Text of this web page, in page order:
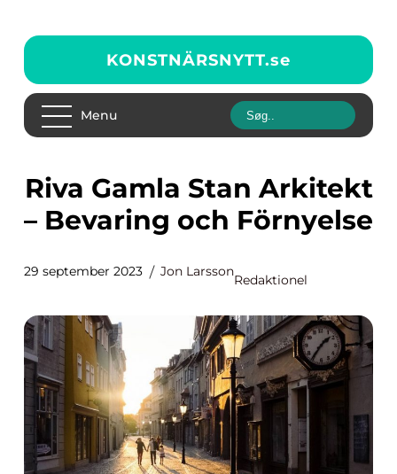
KONSTNÄRSNYTT.se
Menu
Riva Gamla Stan Arkitekt
– Bevaring och Förnyelse
29 september 2023 Jon Larsson
Redaktionel